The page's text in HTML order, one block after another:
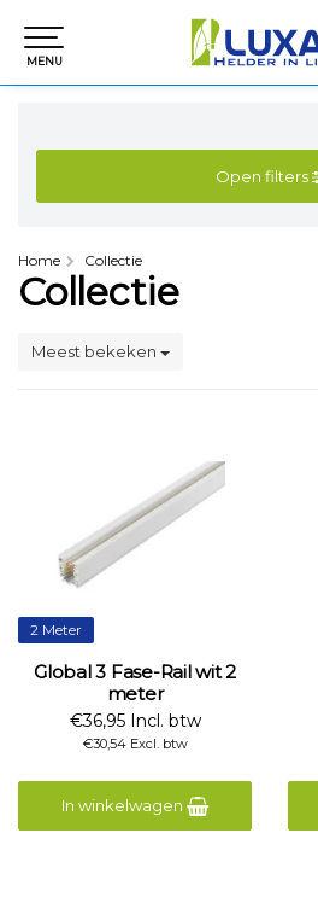
MENU
Open filters
Home Collectie
Collectie
Meest bekeken
2 Meter
Global 3 Fase-Rail wit 2
meter
€36,95 Incl. btw
€30,54 Excl. btw
In winkelwagen